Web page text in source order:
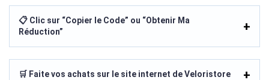
📋 Clic sur “Copier le Code” ou “Obtenir Ma
Réduction”
🛒 Faite vos achats sur le site internet de Veloristore